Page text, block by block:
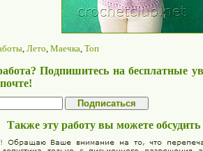
Лето Маечка Топ
Подпишитесь на бесплатные
Также эту работу вы можете